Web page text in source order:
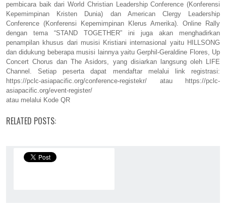
pembicara baik dari World Christian Leadership Conference (Konferensi
Kepemimpinan Kristen Dunia) dan American Clergy Leadership
Conference (Konferensi Kepemimpinan Klerus Amerika). Online Rally
dengan tema “STAND TOGETHER” ini juga akan menghadirkan
penampilan khusus dari musisi Kristiani internasional yaitu HILLSONG
dan didukung beberapa musisi lainnya yaitu Gerphil-Geraldine Flores, Up
Concert Chorus dan The Asidors, yang disiarkan langsung oleh LIFE
Channel. Setiap peserta dapat mendaftar melalui link registrasi:
https://pclc-asiapacific.org/conference-registekr/ atau https://pclc-
asiapacific.org/event-register/
atau melalui Kode QR
RELATED POSTS: